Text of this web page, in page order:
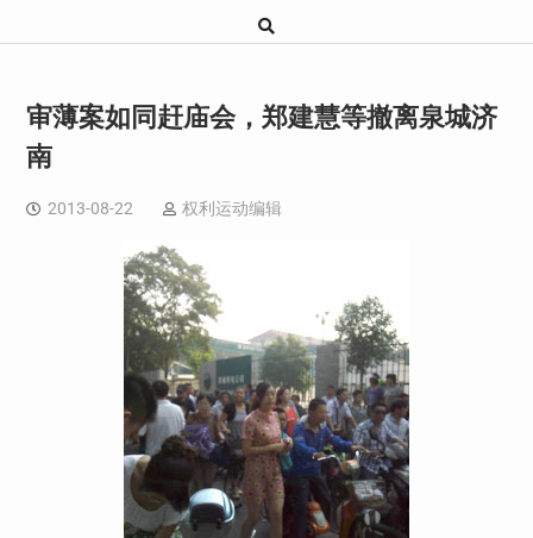
审薄案如同赶庙会，郑建慧等撤离泉城济
南
2013-08-22 权利运动编辑